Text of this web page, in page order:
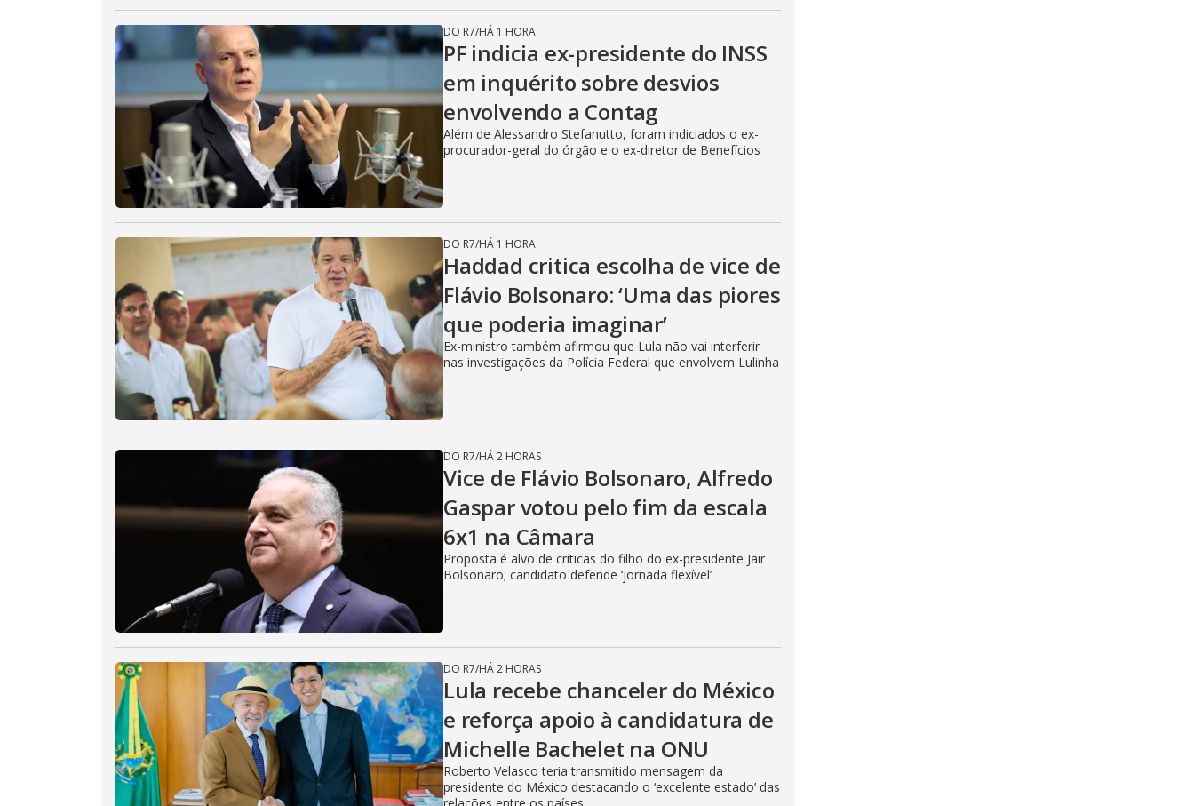
DO R7/HÁ 1 HORA
PF indicia ex-presidente do INSS
em inquérito sobre desvios
envolvendo a Contag
Além de Alessandro Stefanutto, foram indiciados o ex-
procurador-geral do órgão e o ex-diretor de Benefícios
DO R7/HÁ 1 HORA
Haddad critica escolha de vice de
Flávio Bolsonaro: ‘Uma das piores
que poderia imaginar’
Ex-ministro também afirmou que Lula não vai interferir
nas investigações da Polícia Federal que envolvem Lulinha
DO R7/HÁ 2 HORAS
Vice de Flávio Bolsonaro, Alfredo
Gaspar votou pelo fim da escala
6x1 na Câmara
Proposta é alvo de críticas do filho do ex-presidente Jair
Bolsonaro; candidato defende ‘jornada flexível’
DO R7/HÁ 2 HORAS
Lula recebe chanceler do México
e reforça apoio à candidatura de
Michelle Bachelet na ONU
Roberto Velasco teria transmitido mensagem da
presidente do México destacando o ‘excelente estado’ das